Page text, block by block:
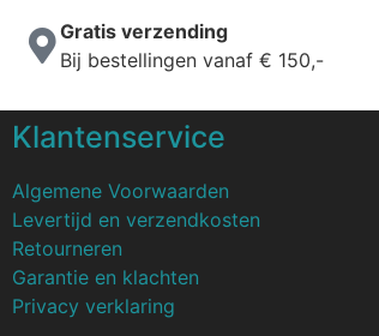
Gratis verzending
Bij bestellingen vanaf € 150,-
Klantenservice
Algemene Voorwaarden
Levertijd en verzendkosten
Retourneren
Garantie en klachten
Privacy verklaring